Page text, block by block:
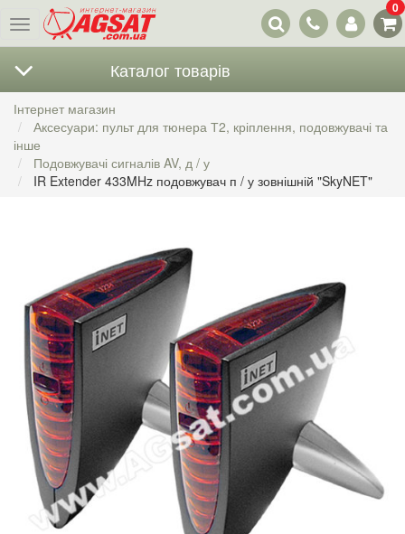
Меню
Наші
контакти
0
Каталог товарів
Інтернет магазин
Аксесуари: пульт для тюнера Т2, кріплення, подовжувачі та
інше
Подовжувачі сигналів AV, д / у
IR Extender 433MHz подовжувач п / у зовнішній "SkyNET"